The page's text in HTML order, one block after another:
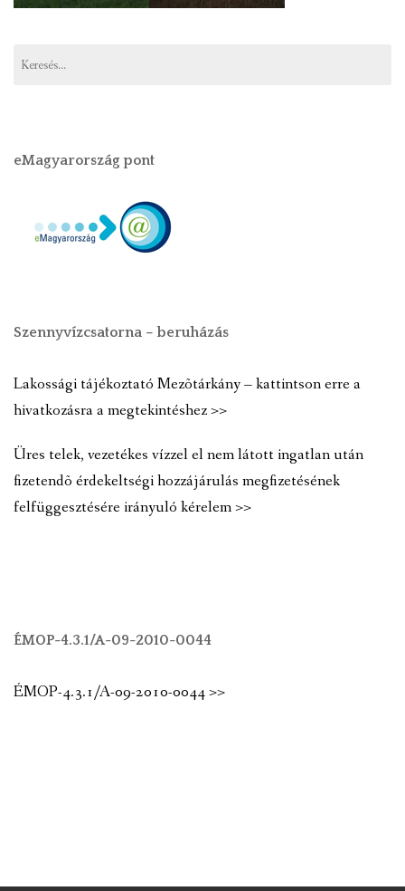
eMagyarország pont
Szennyvízcsatorna – beruházás
Lakossági tájékoztató Mezõtárkány – kattintson erre a
hivatkozásra a megtekintéshez >>
Üres telek, vezetékes vízzel el nem látott ingatlan után
fizetendõ érdekeltségi hozzájárulás megfizetésének
felfüggesztésére irányuló kérelem >>
ÉMOP-4.3.1/A-09-2010-0044
ÉMOP-4.3.1/A-09-2010-0044 >>